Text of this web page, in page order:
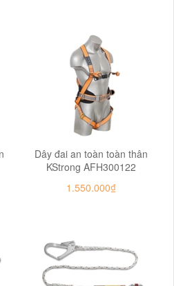
Dây đai an toàn toàn thân
KStrong AFH300122
1.550.000₫